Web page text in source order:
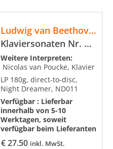
Ludwig van Beethoven
Klaviersonaten Nr. Nr. 12 & 23 "Appassionata"
€27.50 inkl. MwSt.
Weitere Interpreten:
Nicolas van Poucke, Klavier
LP 180g, direct-to-disc,
Night Dreamer, ND011
Verfügbar : Lieferbar
innerhalb von 5-10
Werktagen, soweit
verfügbar beim Lieferanten